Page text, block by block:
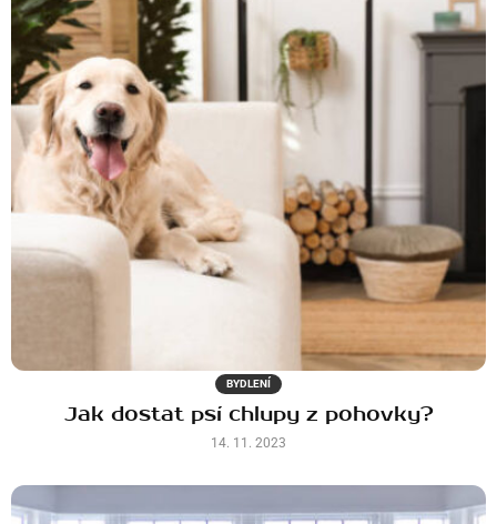
BYDLENÍ
Jak dostat psí chlupy z pohovky?
14. 11. 2023